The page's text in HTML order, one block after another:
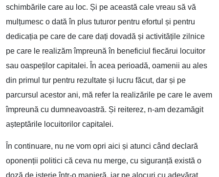
schimbările care au loc. Și pe această cale vreau să vă
mulțumesc o dată în plus tuturor pentru efortul și pentru
dedicația pe care de care dați dovadă și activitățile zilnice
pe care le realizăm împreună în beneficiul fiecărui locuitor
sau oaspeților capitalei. În acea perioadă, oamenii au ales
din primul tur pentru rezultate și lucru făcut, dar și pe
parcursul acestor ani, mă refer la realizările pe care le avem
împreună cu dumneavoastră. Și reiterez, n-am dezamăgit
așteptările locuitorilor capitalei.
În continuare, nu ne vom opri aici și atunci când declară
oponenții politici că ceva nu merge, cu siguranță există o
doză de isterie într-o manieră, iar pe alocuri cu adevărat